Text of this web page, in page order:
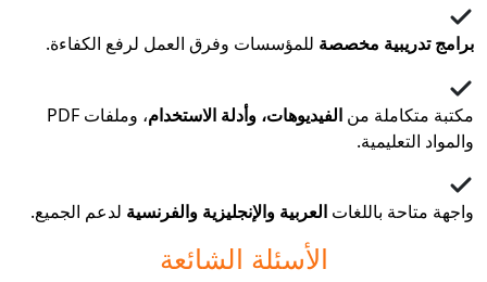
برامج تدريبية مخصصة للمؤسسات وفرق العمل لرفع الكفاءة.
مكتبة متكاملة من الفيديوهات، وأدلة الاستخدام
، وملفات PDF
والمواد التعليمية.
واجهة متاحة باللغات العربية والإنجليزية والفرنسية لدعم الجميع.
الأسئلة الشائعة